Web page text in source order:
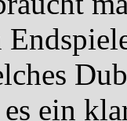
ein